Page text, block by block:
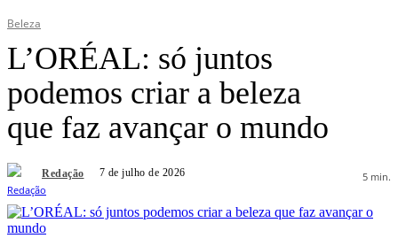
Beleza
L’ORÉAL: só juntos
podemos criar a beleza
que faz avançar o mundo
Redação 7 de julho de 2026 5 min.